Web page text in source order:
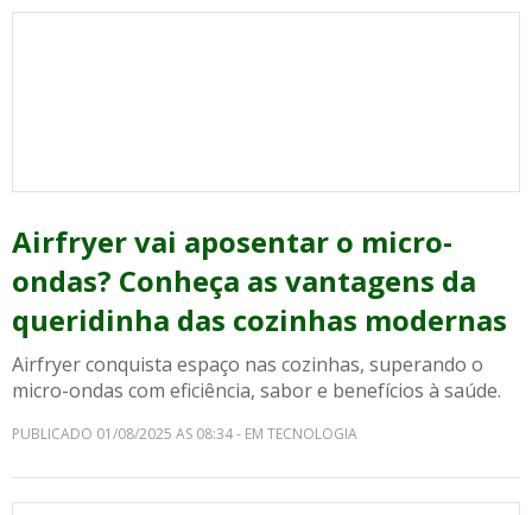
Airfryer vai aposentar o micro-
ondas? Conheça as vantagens da
queridinha das cozinhas modernas
Airfryer conquista espaço nas cozinhas, superando o
micro-ondas com eficiência, sabor e benefícios à saúde.
PUBLICADO 01/08/2025 AS 08:34 - EM TECNOLOGIA